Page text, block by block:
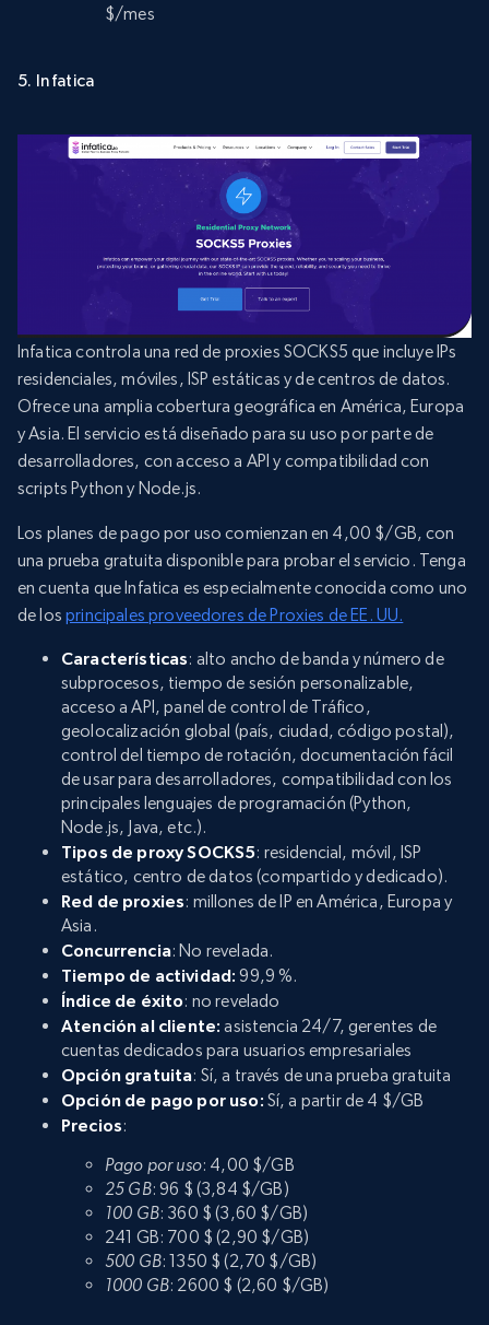
$/mes
5. Infatica
Infatica controla una red de proxies SOCKS5 que incluye IPs
residenciales, móviles, ISP estáticas y de centros de datos.
Ofrece una amplia cobertura geográfica en América, Europa
y Asia. El servicio está diseñado para su uso por parte de
desarrolladores, con acceso a API y compatibilidad con
scripts Python y Node.js.
Los planes de pago por uso comienzan en 4,00 $/GB, con
una prueba gratuita disponible para probar el servicio. Tenga
en cuenta que Infatica es especialmente conocida como uno
de losprincipales proveedores de Proxies de EE. UU.
Características: alto ancho de banda y número de
subprocesos, tiempo de sesión personalizable,
acceso a API, panel de control de Tráfico,
geolocalización global (país, ciudad, código postal),
control del tiempo de rotación, documentación fácil
de usar para desarrolladores, compatibilidad con los
principales lenguajes de programación (Python,
Node.js, Java, etc.).
Tipos de proxy SOCKS5: residencial, móvil, ISP
estático, centro de datos (compartido y dedicado).
Red de proxies: millones de IP en América, Europa y
Asia.
Concurrencia: No revelada.
Tiempo de actividad: 99,9 %.
Índice de éxito: no revelado
Atención al cliente: asistencia 24/7, gerentes de
cuentas dedicados para usuarios empresariales
Opción gratuita: Sí, a través de una prueba gratuita
Opción de pago por uso: Sí, a partir de 4 $/GB
Precios:
Pago por uso: 4,00 $/GB
25 GB: 96 $ (3,84 $/GB)
100 GB: 360 $ (3,60 $/GB)
241 GB: 700 $ (2,90 $/GB)
500 GB: 1350 $ (2,70 $/GB)
1000 GB: 2600 $ (2,60 $/GB)